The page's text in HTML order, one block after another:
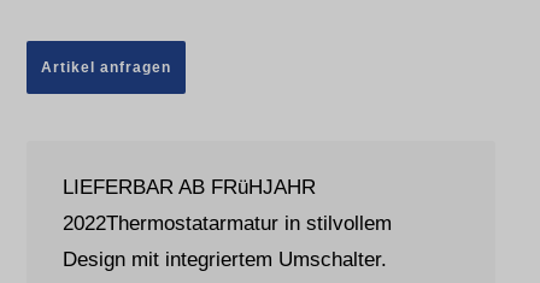
Artikel anfragen
LIEFERBAR AB FRüHJAHR
2022Thermostatarmatur in stilvollem
Design mit integriertem Umschalter.